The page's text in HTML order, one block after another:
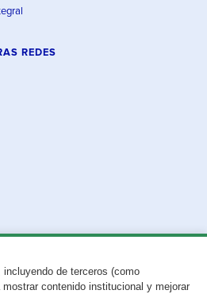
de terceros (como
mostrar contenido institucional y mejorar
REDES
esta página?Repórtalo aquí.